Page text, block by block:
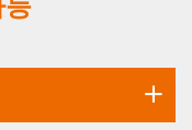
능